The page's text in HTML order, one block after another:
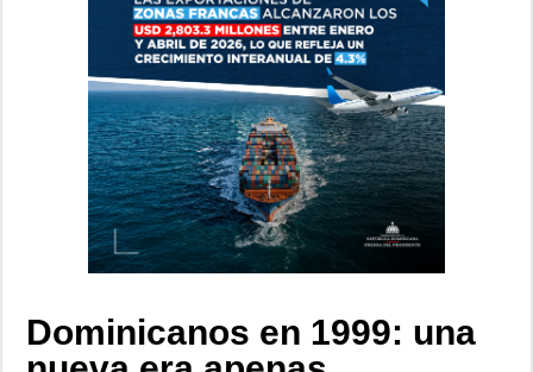
Dominicanos en 1999: una